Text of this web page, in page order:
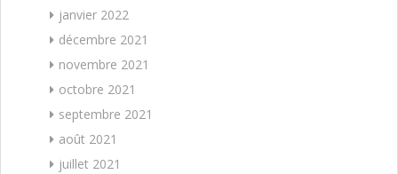
janvier 2022
décembre 2021
novembre 2021
octobre 2021
septembre 2021
août 2021
juillet 2021